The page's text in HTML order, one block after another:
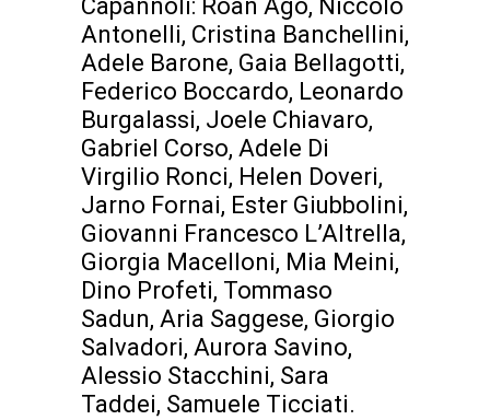
Capannoli: Roan Ago, Niccolò
Antonelli, Cristina Banchellini,
Adele Barone, Gaia Bellagotti,
Federico Boccardo, Leonardo
Burgalassi, Joele Chiavaro,
Gabriel Corso, Adele Di
Virgilio Ronci, Helen Doveri,
Jarno Fornai, Ester Giubbolini,
Giovanni Francesco L’Altrella,
Giorgia Macelloni, Mia Meini,
Dino Profeti, Tommaso
Sadun, Aria Saggese, Giorgio
Salvadori, Aurora Savino,
Alessio Stacchini, Sara
Taddei, Samuele Ticciati.